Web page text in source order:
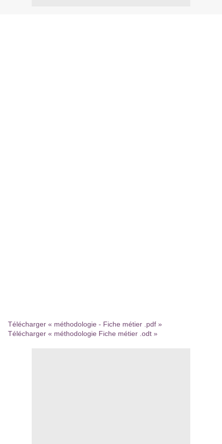
Télécharger « méthodologie - Fiche métier .pdf »
Télécharger « méthodologie Fiche métier .odt »